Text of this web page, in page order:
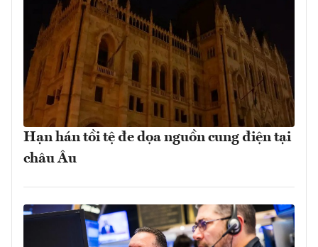
Hạn hán tồi tệ đe dọa nguồn cung điện tại
châu Âu